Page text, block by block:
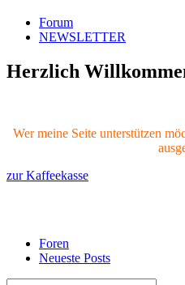
Forum
NEWSLETTER
Herzlich
Wer meine Seite unterstützen
zur Kaffeekasse
Foren
Neueste Posts